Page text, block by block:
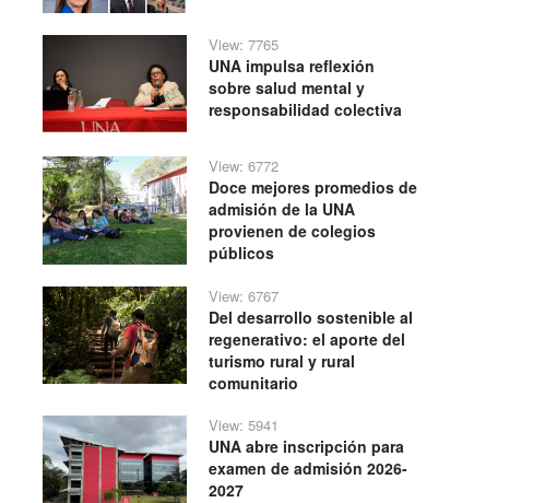
View: 7765
UNA impulsa reflexión
sobre salud mental y
responsabilidad colectiva
View: 6772
Doce mejores promedios de
admisión de la UNA
provienen de colegios
públicos
View: 6767
Del desarrollo sostenible al
regenerativo: el aporte del
turismo rural y rural
comunitario
View: 5941
UNA abre inscripción para
examen de admisión 2026-
2027